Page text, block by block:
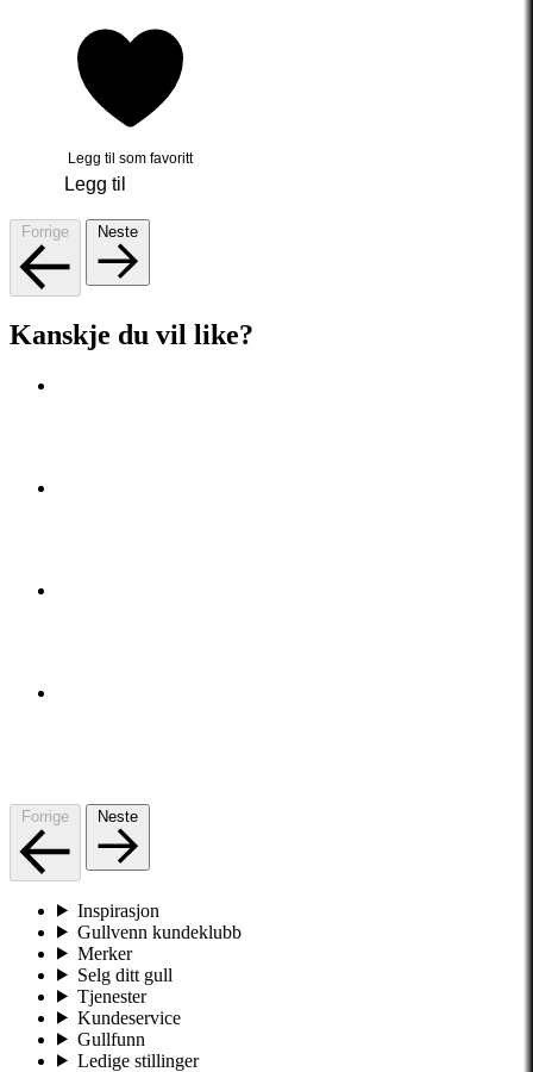
Legg til som favoritt
Legg til
Forrige Neste
Kanskje du vil like?
Forrige Neste
Inspirasjon
Gullvenn kundeklubb
Merker
Selg ditt gull
Tjenester
Kundeservice
Gullfunn
Ledige stillinger